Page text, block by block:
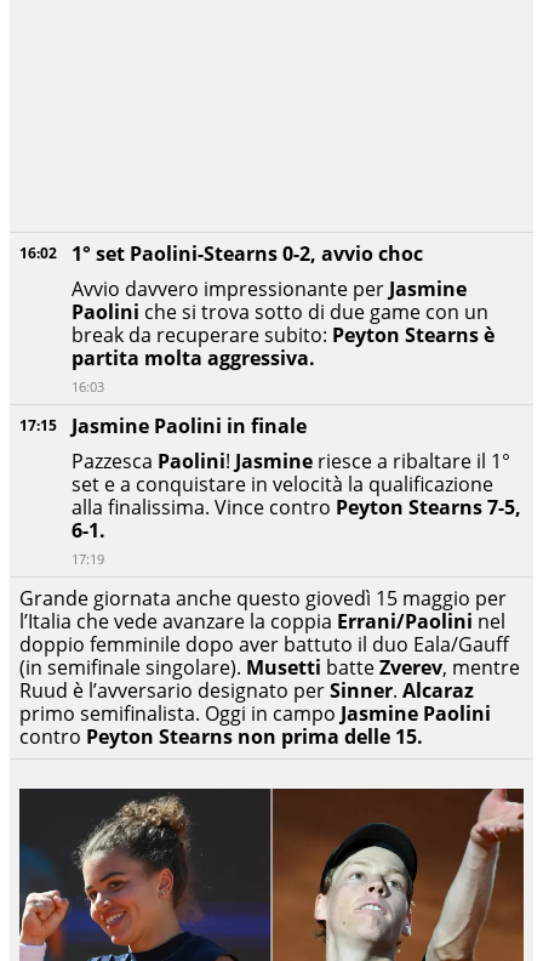
17:15
Jasmine Paolini in finale
Pazzesca Paolini! Jasmine riesce a ribaltare il 1°
set e a conquistare in velocità la qualificazione
alla finalissima. Vince contro Peyton Stearns 7-5,
6-1.
17:19
16:02
1° set Paolini-Stearns 0-2, avvio choc
Avvio davvero impressionante per Jasmine
Paolini che si trova sotto di due game con un
break da recuperare subito: Peyton Stearns è
partita molta aggressiva.
16:03
Grande giornata anche questo giovedì 15 maggio per
l’Italia che vede avanzare la coppia Errani/Paolini nel
doppio femminile dopo aver battuto il duo Eala/Gauff
(in semifinale singolare). Musetti batteZverev, mentre
Ruud è l’avversario designato perSinner. Alcaraz
primo semifinalista. Oggi in campo Jasmine Paolini
contro Peyton Stearns non prima delle 15.